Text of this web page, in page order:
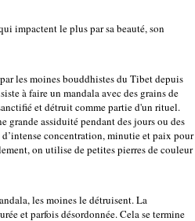
impactent le plus par sa beauté, son
les moines bouddhistes du Tibet depuis
à faire un mandala avec des grains de
et détruit comme partie d'un rituel.
grande assiduité pendant des jours ou des
d’intense concentration, minutie et paix pour
on utilise de petites pierres de couleur
les moines le détruisent. La
et parfois désordonnée. Cela se termine